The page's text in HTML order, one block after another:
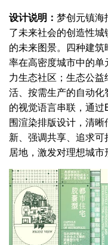
设计说明： 梦创元镇海
了未来社会的创造性
的未来图景。四种建
率在高密度城市中的
力生态社区；生态公
活、按需生产的自动
的视觉语言串联，通
围渲染排版设计，清晰
新、强调共享、追求
居地，激发对理想城市